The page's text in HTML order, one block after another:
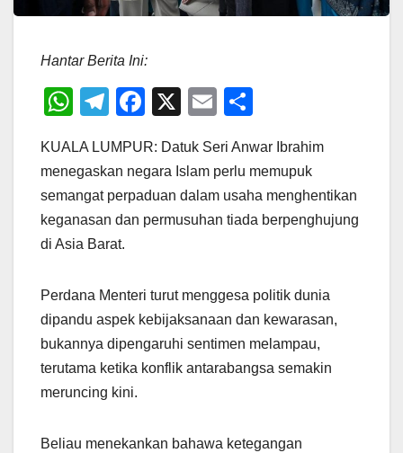
Hantar Berita Ini:
W
at
s
A
p
T
e
gr
a
m
F
c
e
b
k
X
E
ail ar
e
KUALA LUMPUR: Datuk Seri Anwar Ibrahim
menegaskan negara Islam perlu memupuk
semangat perpaduan dalam usaha menghentikan
keganasan dan permusuhan tiada berpenghujung
di Asia Barat.
Perdana Menteri turut menggesa politik dunia
dipandu aspek kebijaksanaan dan kewarasan,
bukannya dipengaruhi sentimen melampau,
terutama ketika konflik antarabangsa semakin
meruncing kini.
Beliau menekankan bahawa ketegangan